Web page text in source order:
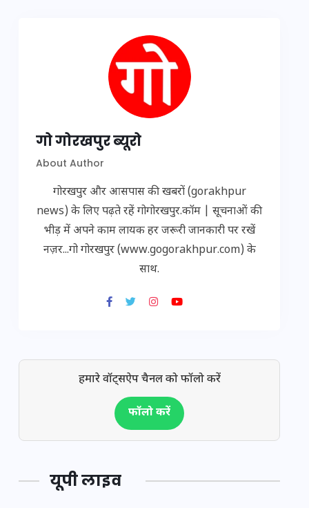
गो गोरखपुर ब्यूरो
About Author
गोरखपुर और आसपास की खबरों (gorakhpur
news) के लिए पढ़ते रहें गोगोरखपुर.कॉम | सूचनाओं की
भीड़ में अपने काम लायक हर जरूरी जानकारी पर रखें
नज़र...गो गोरखपुर (www.gogorakhpur.com) के
साथ.
हमारे वॉट्सऐप चैनल को फॉलो करें
फॉलो करें
यूपी लाइव